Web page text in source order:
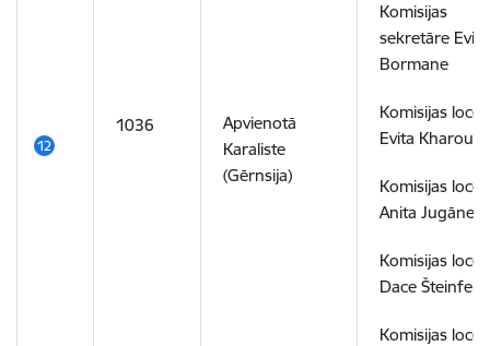
1036
Apvienotā
Karaliste
(Gērnsija)
Komisijas
sekretāre Evita
Bormane
Komisijas
Evita Kharoubi
Komisijas
Anita Jugāne
Komisijas
Dace
Komisijas